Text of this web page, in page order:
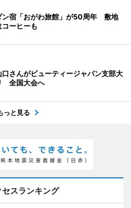
ン宿「おがわ旅館」が50周年 敷地
ーヒーも
さんがビューティージャパン支部大
全国大会へ
っと見る
セスランキング